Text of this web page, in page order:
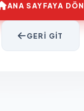
ANA SAYFAYA DÖN
GERI GIT